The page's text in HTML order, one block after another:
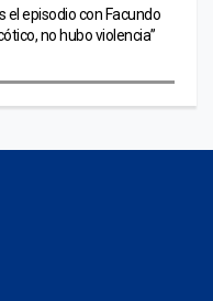
el episodio con Facundo
no hubo violencia”